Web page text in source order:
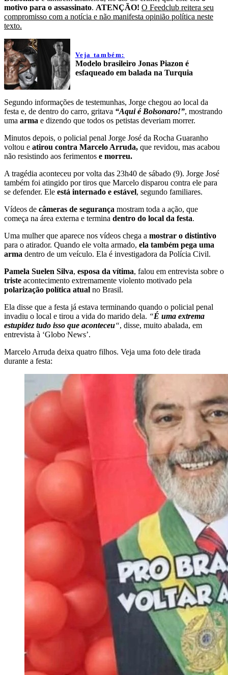
motivo para o assassinato. ATENÇÃO! O Feedclub reitera seu
compromisso com a notícia e não manifesta opinião política neste
texto.
Veja também:
Modelo brasileiro Jonas Piazon é
esfaqueado em balada na Turquia
Segundo informações de testemunhas, Jorge chegou ao local da
festa e, de dentro do carro, gritava “Aqui é Bolsonaro!”, mostrando
uma arma e dizendo que todos os petistas deveriam morrer.
Minutos depois, o policial penal Jorge José da Rocha Guaranho
voltou e atirou contra Marcelo Arruda, que revidou, mas acabou
não resistindo aos ferimentos e morreu.
A tragédia aconteceu por volta das 23h40 de sábado (9). Jorge José
também foi atingido por tiros que Marcelo disparou contra ele para
se defender. Ele está internado e estável, segundo familiares.
Vídeos de câmeras de segurança mostram toda a ação, que
começa na área externa e termina dentro do local da festa.
Uma mulher que aparece nos vídeos chega a mostrar o distintivo
para o atirador. Quando ele volta armado, ela também pega uma
arma dentro de um veículo. Ela é investigadora da Polícia Civil.
Pamela Suelen Silva, esposa da vítima, falou em entrevista sobre o
triste acontecimento extremamente violento motivado pela
polarização política atual no Brasil.
Ela disse que a festa já estava terminando quando o policial penal
invadiu o local e tirou a vida do marido dela. “É uma extrema
estupidez tudo isso que aconteceu“, disse, muito abalada, em
entrevista à ‘Globo News’.
Marcelo Arruda deixa quatro filhos. Veja uma foto dele tirada
durante a festa: